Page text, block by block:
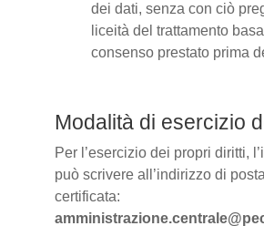
dei dati, senza con ciò
liceità del trattamento
consenso prestato prima
Modalità di esercizio
Per l’esercizio dei propri diritti,
può scrivere all’indirizzo di
certificata: